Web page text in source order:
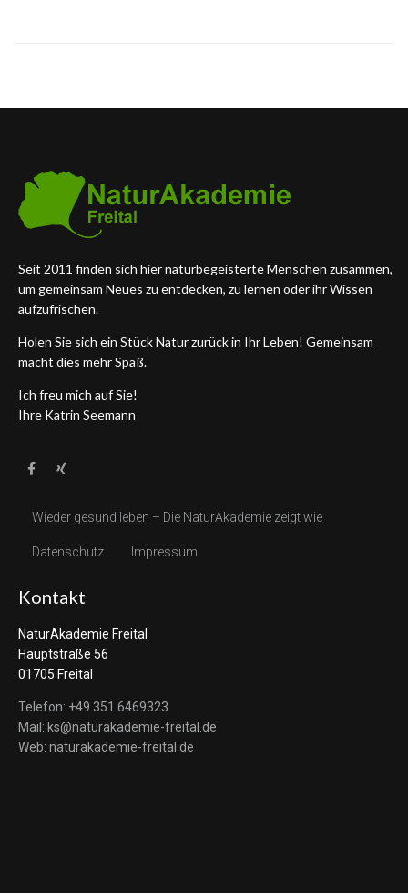
Seit 2011 finden sich hier naturbegeisterte Menschen zusammen,
um gemeinsam Neues zu entdecken, zu lernen oder ihr Wissen
aufzufrischen.
Holen Sie sich ein Stück Natur zurück in Ihr Leben! Gemeinsam
macht dies mehr Spaß.
Ich freu mich auf Sie!
Ihre Katrin Seemann
Wieder gesund leben – Die NaturAkademie zeigt wie
Datenschutz Impressum
Kontakt
NaturAkademie Freital
Hauptstraße 56
01705 Freital
Telefon: +49 351 6469323
Mail: ks@naturakademie-freital.de
Web: naturakademie-freital.de